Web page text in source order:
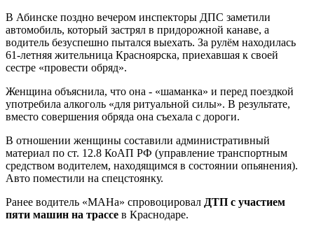
В Абинске поздно вечером инспекторы ДПС заметили
автомобиль, который застрял в придорожной канаве, а
водитель безуспешно пытался выехать. За рулём находилась
61-летняя жительница Красноярска, приехавшая к своей
сестре «провести обряд».
Женщина объяснила, что она - «шаманка» и перед поездкой
употребила алкоголь «для ритуальной силы». В результате,
вместо совершения обряда она съехала с дороги.
В отношении женщины составили административный
материал по ст. 12.8 КоАП РФ (управление транспортным
средством водителем, находящимся в состоянии опьянения).
Авто поместили на спецстоянку.
Ранее водитель «МАНа» спровоцировал ДТП с участием
пяти машин на трассе в Краснодаре.